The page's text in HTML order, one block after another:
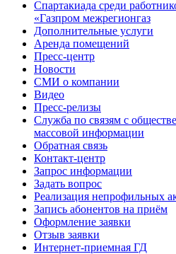
Спартакиада среди
«Газпром межрегионгаз
Дополнительные услуги
Аренда помещений
Пресс-центр
Новости
СМИ о компании
Видео
Пресс-релизы
Служба по связям с
массовой информации
Обратная связь
Контакт-центр
Запрос информации
Задать вопрос
Реализация непрофильных
Запись абонентов на приём
Оформление заявки
Отзыв заявки
Интернет-приемная ГД